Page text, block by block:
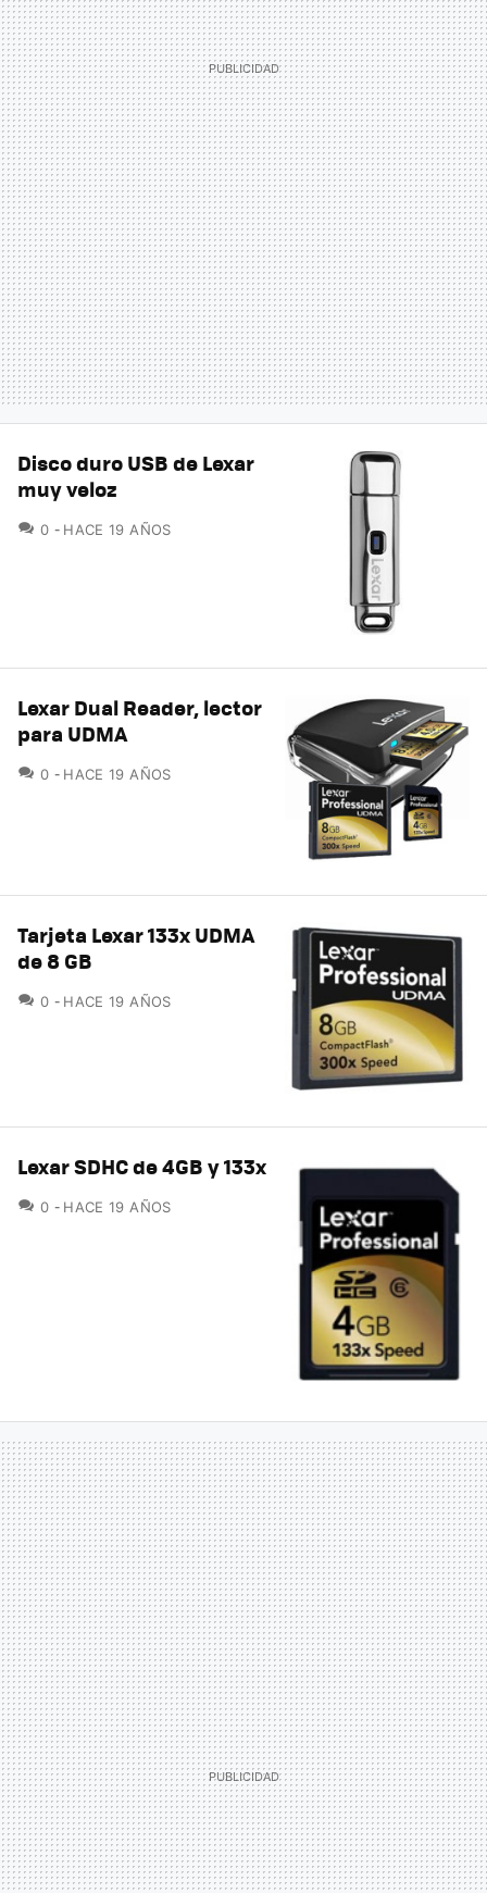
Disco duro USB de Lexar
muy veloz
0 COMENTARIOS
HACE 19 AÑOS
Lexar Dual Reader, lector
para UDMA
0 COMENTARIOS
HACE 19 AÑOS
Tarjeta Lexar 133x UDMA
de 8 GB
0 COMENTARIOS
HACE 19 AÑOS
Lexar SDHC de 4GB y 133x
0 COMENTARIOS
HACE 19 AÑOS